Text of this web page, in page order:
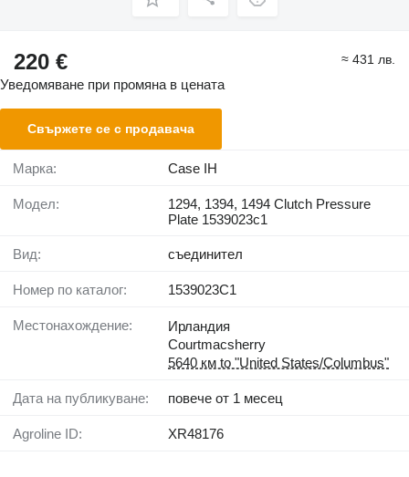
220 € ≈ 431 лв.
Уведомяване при промяна в цената
Свържете се с продавача
Марка: Case IH
Модел:
1294, 1394, 1494 Clutch Pressure
Plate 1539023c1
Вид: съединител
Номер по каталог: 1539023C1
Местонахождение:
Ирландия
Courtmacsherry
5640 км to "United States/Columbus"
Дата на публикуване: повече от 1 месец
Agroline ID: XR48176